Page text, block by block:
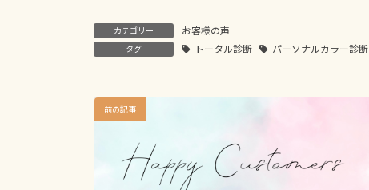
カテゴリー お客様の声
タグ トータル診断 パーソナルカラー診断
前の記事